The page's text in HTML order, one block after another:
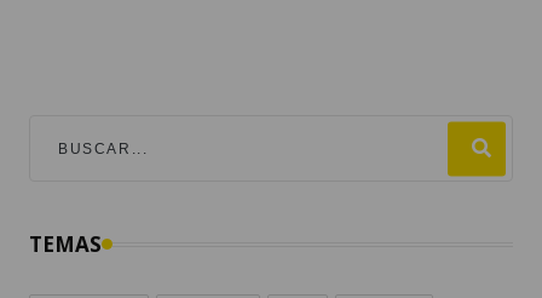
TEMAS